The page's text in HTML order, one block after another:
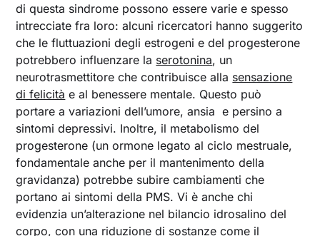
di questa sindrome possono essere varie e spesso
intrecciate fra loro: alcuni ricercatori hanno suggerito
che le fluttuazioni degli estrogeni e del progesterone
potrebbero influenzare la serotonina, un
neurotrasmettitore che contribuisce alla sensazione
di felicità e al benessere mentale. Questo può
portare a variazioni dell’umore, ansia e persino a
sintomi depressivi. Inoltre, il metabolismo del
progesterone (un ormone legato al ciclo mestruale,
fondamentale anche per il mantenimento della
gravidanza) potrebbe subire cambiamenti che
portano ai sintomi della PMS. Vi è anche chi
evidenzia un’alterazione nel bilancio idrosalino del
corpo, con una riduzione di sostanze come il